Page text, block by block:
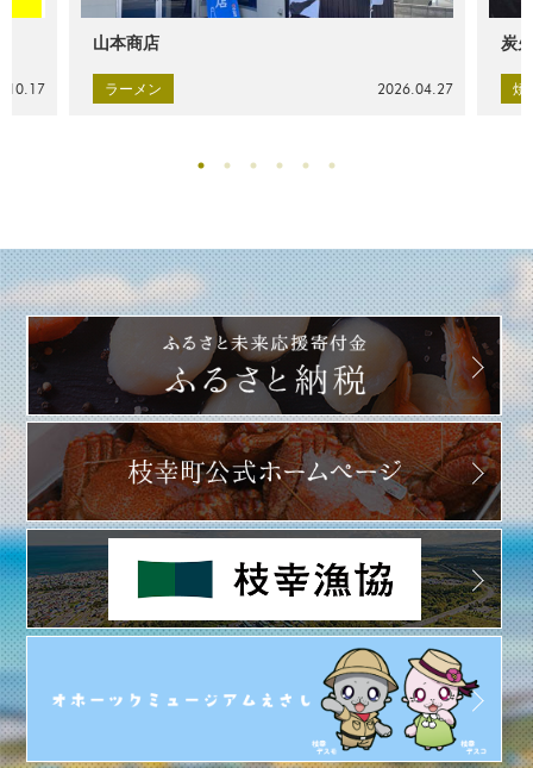
山本商店
ラーメン 2026.04.27
炭
焼